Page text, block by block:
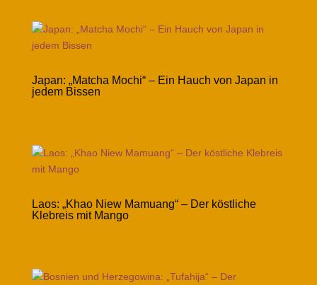
Japan: „Matcha Mochi“ – Ein Hauch von Japan in
jedem Bissen
Laos: „Khao Niew Mamuang“ – Der köstliche
Klebreis mit Mango